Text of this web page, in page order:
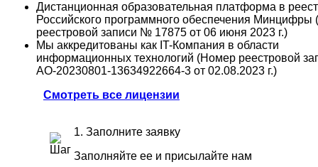
Дистанционная образовательная платформа в
Российского программного обеспечения Минцифры
реестровой записи № 17875 от 06 июня 2023 г.)
Мы аккредитованы как IT-Компания в области
информационных технологий (Номер реестровой
АО-20230801-13634922664-3 от 02.08.2023 г.)
Смотреть все лицензии
1. Заполните заявку
Заполняйте ее и присылайте нам